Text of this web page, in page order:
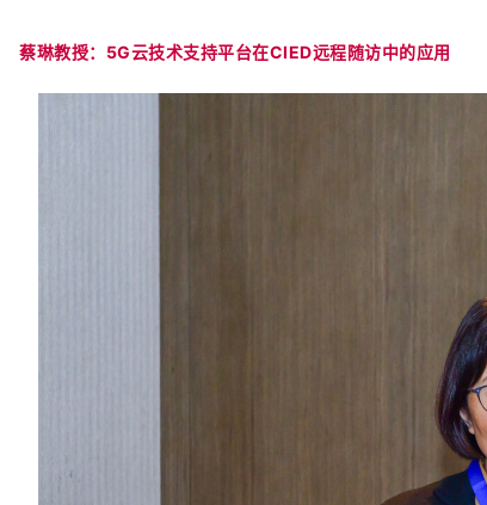
蔡琳教授：5G云技术支持平台在CIED远程随访中的应用